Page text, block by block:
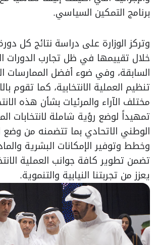
برنامج التمكين السياسي.
وتركز الوزارة على دراسة نتائج كل
خلال تقييمها في ظل تجارب الدورات
السابقة، وفي ضوء أفضل الممارسات
تنظيم العملية الانتخابية، كما تقوم
مختلف الآراء والمرئيات بشأن هذه
تمهيداً لوضع رؤية شاملة لانتخابات
الوطني الاتحادي بما تتضمنه من وضع
وخطط وتوفير الإمكانات البشرية
تضمن تطوير كافة جوانب العملية
يعزز من تجربتنا النيابية والتنموية.